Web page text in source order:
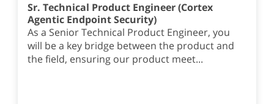
Sr. Technical Product Engineer (Cortex
Agentic Endpoint Security)
As a Senior Technical Product Engineer, you
will be a key bridge between the product and
the field, ensuring our product meet...